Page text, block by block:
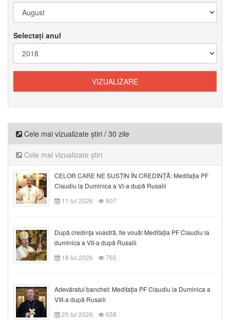
Selectați anul
Cele mai vizualizate știri / 30 zile
Cele mai vizualizate știri
CELOR CARE NE SUSȚIN ÎN CREDINȚĂ: Meditația PF
Claudiu la Duminica a VI-a după Rusalii
11 Iul 2026
807
După credinţa voastră, fie vouă! Meditația PF Claudiu la
duminica a VII-a după Rusalii
18 Iul 2026
765
Adevăratul banchet: Meditația PF Claudiu la Duminica a
VIII-a după Rusalii
25 Iul 2026
658